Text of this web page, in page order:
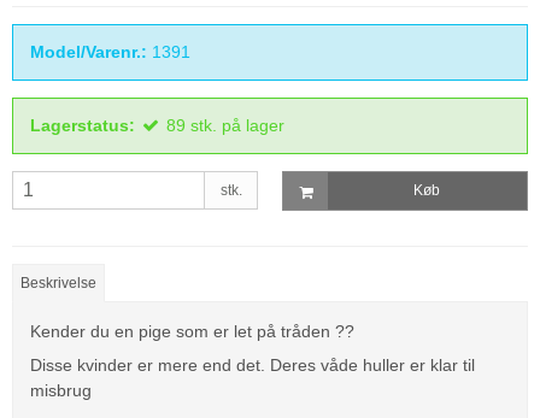
Model/Varenr.: 1391
Lagerstatus: 89 stk. på lager
stk. Køb
Beskrivelse
Kender du en pige som er let på tråden ??
Disse kvinder er mere end det. Deres våde huller er klar til
misbrug